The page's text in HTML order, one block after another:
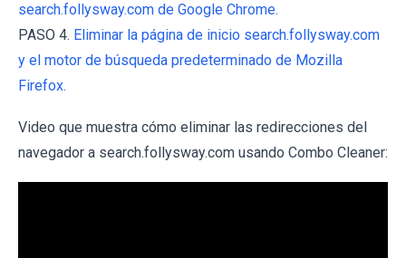
search.follysway.com de Google Chrome.
PASO 4. Eliminar la página de inicio search.follysway.com
y el motor de búsqueda predeterminado de Mozilla
Firefox.
Video que muestra cómo eliminar las redirecciones del
navegador a search.follysway.com usando Combo Cleaner: